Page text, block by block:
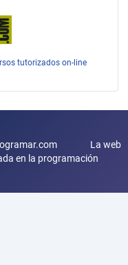
tutorizados on-line
La web
en la programación